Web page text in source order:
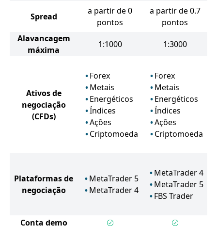
Spread
a partir de 0
pontos
a partir de 0.7
pontos
Alavancagem
máxima
1:1000 1:3000
Ativos de
negociação
(CFDs)
Forex
Metais
Energéticos
Índices
Ações
Criptomoeda
Forex
Metais
Energéticos
Índices
Ações
Criptomoeda
Plataformas de
negociação
MetaTrader 5
MetaTrader 4
MetaTrader 4
MetaTrader 5
FBS Trader
Conta demo